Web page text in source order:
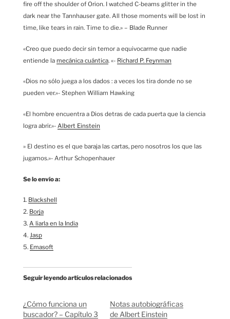
fire off the shoulder of Orion. I watched C-beams glitter in the
dark near the Tannhauser gate. All those moments will be lost in
time, like tears in rain. Time to die.» – Blade Runner
«Creo que puedo decir sin temor a equivocarme que nadie
entiende la mecánica cuántica. «- Richard P. Feynman
«Dios no sólo juega a los dados : a veces los tira donde no se
pueden ver.»- Stephen William Hawking
«El hombre encuentra a Dios detras de cada puerta que la ciencia
logra abrir.»- Albert Einstein
» El destino es el que baraja las cartas, pero nosotros los que las
jugamos.»- Arthur Schopenhauer
Se lo envío a:
1. Blackshell
2. Borja
3. A liarla en la India
4. Jasp
5. Emasoft
Seguir leyendo artículos relacionados
¿Cómo funciona un
buscador? – Capítulo 3
Notas autobiográficas
de Albert Einstein